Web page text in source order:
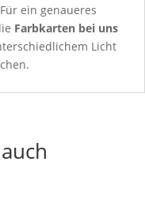
Für ein genaueres
Farbkarten bei uns
Licht